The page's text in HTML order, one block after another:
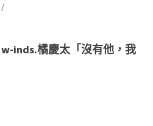
/
inds.橘慶太「沒有他，我